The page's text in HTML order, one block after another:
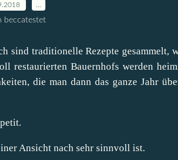
beccatestet
sind traditionelle Rezepte gesammelt,
restaurierten Bauernhofs werden
die man dann das ganze Jahr
Ansicht nach sehr sinnvoll ist.